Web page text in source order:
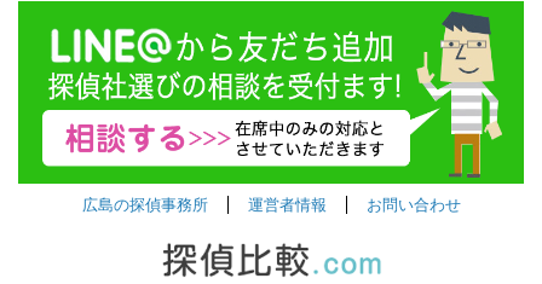
広島の探偵事務所 運営者情報 お問い合わせ